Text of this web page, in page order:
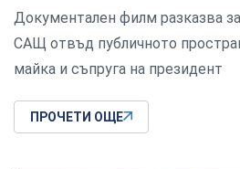
Документален филм разказва
САЩ отвъд публичното
майка и съпруга на президент
ПРОЧЕТИ ОЩЕ